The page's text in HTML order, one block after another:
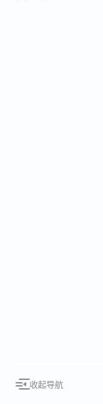
收起导航